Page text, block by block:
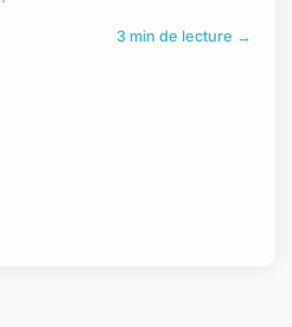
3 min de lecture →